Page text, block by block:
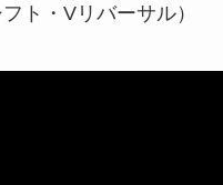
ト・Vリバーサル）